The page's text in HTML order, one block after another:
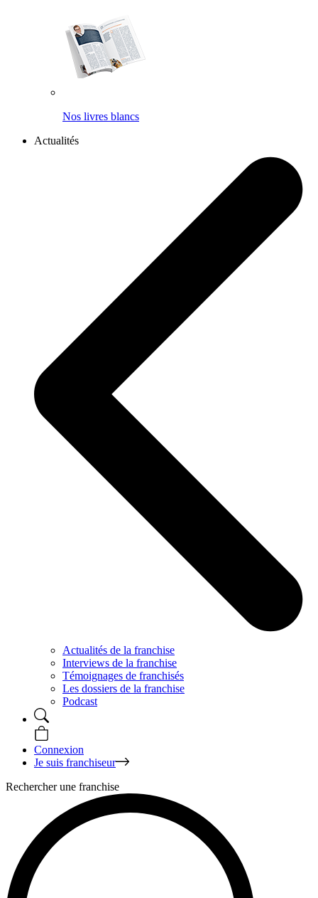
Nos livres blancs
Actualités
Actualités de la franchise
Interviews de la franchise
Témoignages de franchisés
Les dossiers de la franchise
Podcast
Connexion
Je suis franchiseur
Rechercher une franchise